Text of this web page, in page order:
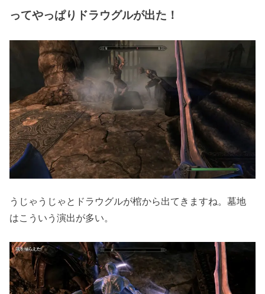
ってやっぱりドラウグルが出た！
うじゃうじゃとドラウグルが棺から出てきますね。墓地
はこういう演出が多い。